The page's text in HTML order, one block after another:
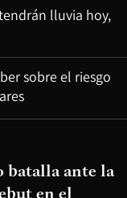
lluvia hoy,
sobre el riesgo
batalla ante la